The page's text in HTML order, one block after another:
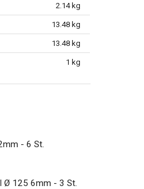
2.14 kg
13.48 kg
13.48 kg
1 kg
- 6 St.
Ø 125 6mm - 3 St.